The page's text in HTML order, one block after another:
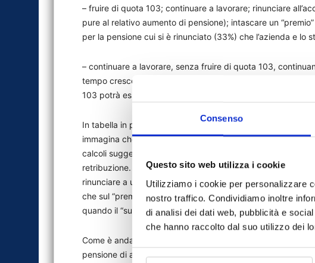
Consenso
Questo sito web utilizza i cookie
Utilizziamo i cookie per personalizzare
nostro traffico. Condividiamo inoltre
di analisi dei dati web, pubblicità e
che hanno raccolto dal suo utilizzo dei
– fruire di quota 103; continuare a lavorare; rinunciare
pure al relativo aumento di pensione); intascare un
per la pensione cui si è rinunciato (33%) che l’azienda e lo
– continuare a lavorare, senza fruire di quota 103,
tempo crescerà d’importo (si tenga conto che, se si
103 potrà essere invocata anche negli anni successivi).
In tabella in pagina è riportato un esempio per un
immagina che non abbia voglia di mettersi a riposo e che
calcoli suggeriscono che la cosa più conveniente per lui è
retribuzione. Farlo, infatti, significherebbe avere un
rinunciare a un aumento di pensione di 185 euro mensili a
che sul “premio” vanno pagate le tasse, a differenza del
quando il “superincentivo” è stato, invece, esente dal
Come è andata con il bonus Maroni. Fu chiamato
pensione di anzianità, nel caso in cui decidessero di